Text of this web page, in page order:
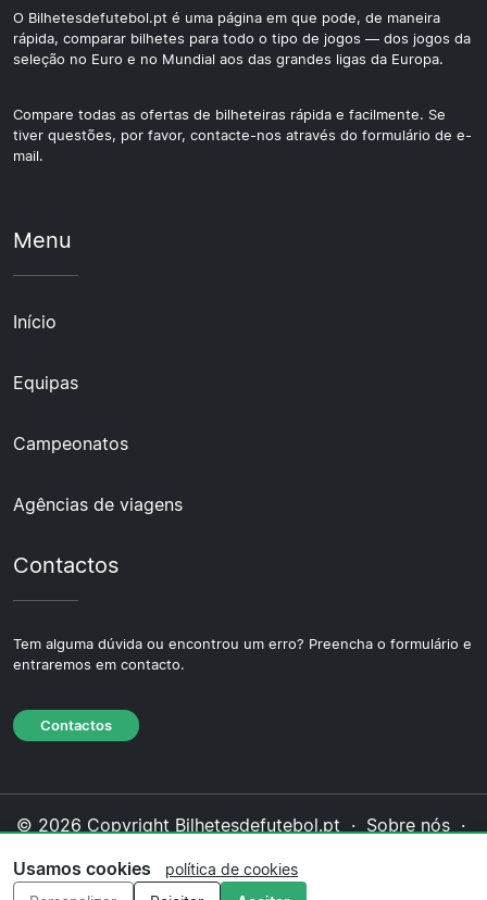
O Bilhetesdefutebol.pt é uma página em que pode, de maneira
rápida, comparar bilhetes para todo o tipo de jogos — dos jogos da
seleção no Euro e no Mundial aos das grandes ligas da Europa.
Compare todas as ofertas de bilheteiras rápida e facilmente. Se
tiver questões, por favor, contacte-nos através do formulário de e-
mail.
Menu
Início
Equipas
Campeonatos
Agências de viagens
Contactos
Tem alguma dúvida ou encontrou um erro? Preencha o formulário e
entraremos em contacto.
Contactos
© 2026 Copyright Bilhetesdefutebol.pt · Sobre nós ·
cookies·Política editorial
Usamos cookies
política de cookies